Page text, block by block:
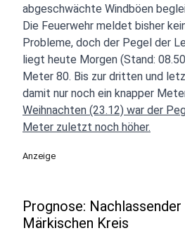
abgeschwächte Windböen
Die Feuerwehr meldet bisher
Probleme, doch der Pegel der
liegt heute Morgen (Stand:
Meter 80. Bis zur dritten und
damit nur noch ein knapper
Weihnachten (23.12) war der
Meter zuletzt noch höher.
Anzeige
Prognose: Nachlassender
Märkischen Kreis